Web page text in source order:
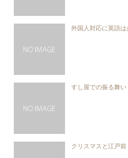
外国人対応に英語
すし屋での振る舞い
クリスマスと江戸前